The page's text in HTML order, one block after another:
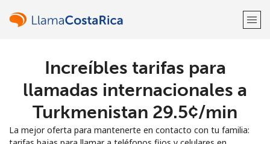
¡Bienvenido!
Regístrate con
Increíbles tarifas para
llamadas internacionales a
Turkmenistan ⁦29.5¢⁩/min
La mejor oferta para mantenerte en contacto con tu familia: